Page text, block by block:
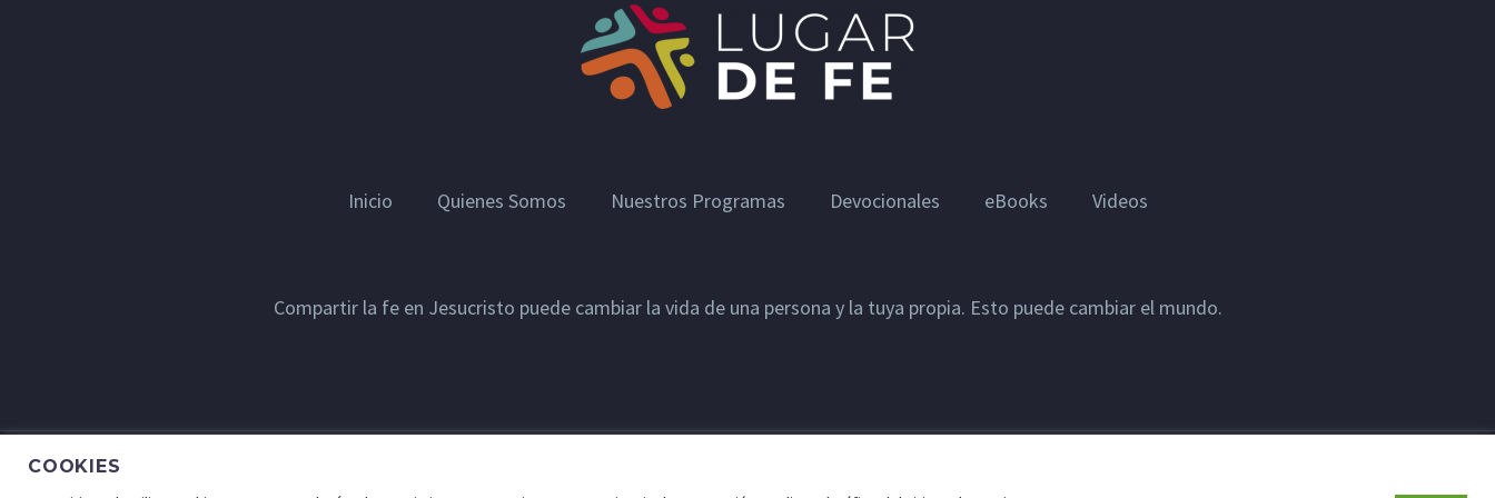
Inicio Quienes Somos Nuestros Programas Devocionales eBooks Videos
Compartir la fe en Jesucristo puede cambiar la vida de una persona y la tuya propia. Esto puede cambiar el mundo.
© Lugar de Fe - Derechos Reservados a Cristo Para Todas las Naciones.
COOKIES